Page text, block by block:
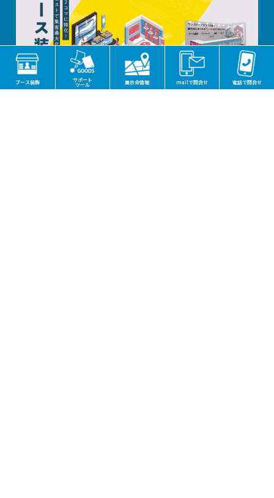
ブース装飾 サポート
ツール 展示会情報 mailで問合せ 電話で問合せ